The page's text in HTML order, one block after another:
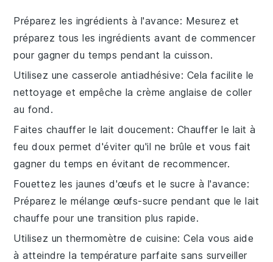
Préparez les ingrédients à l'avance: Mesurez et
préparez tous lesingrédients avant de commencer
pour gagner du temps pendant la cuisson.
Utilisez une casserole antiadhésive: Cela facilite le
nettoyage et empêche lacrème anglaise de coller
au fond.
Faites chauffer le lait doucement: Chauffer le lait à
feu doux permet d'éviter qu'il ne brûle et vous fait
gagner du temps en évitant de recommencer.
Fouettez les jaunes d'œufs et le sucre à l'avance:
Préparez le mélangeœufs-sucre pendant que le lait
chauffe pour une transition plus rapide.
Utilisez un thermomètre de cuisine: Cela vous aide
à atteindre la température parfaite sans surveiller